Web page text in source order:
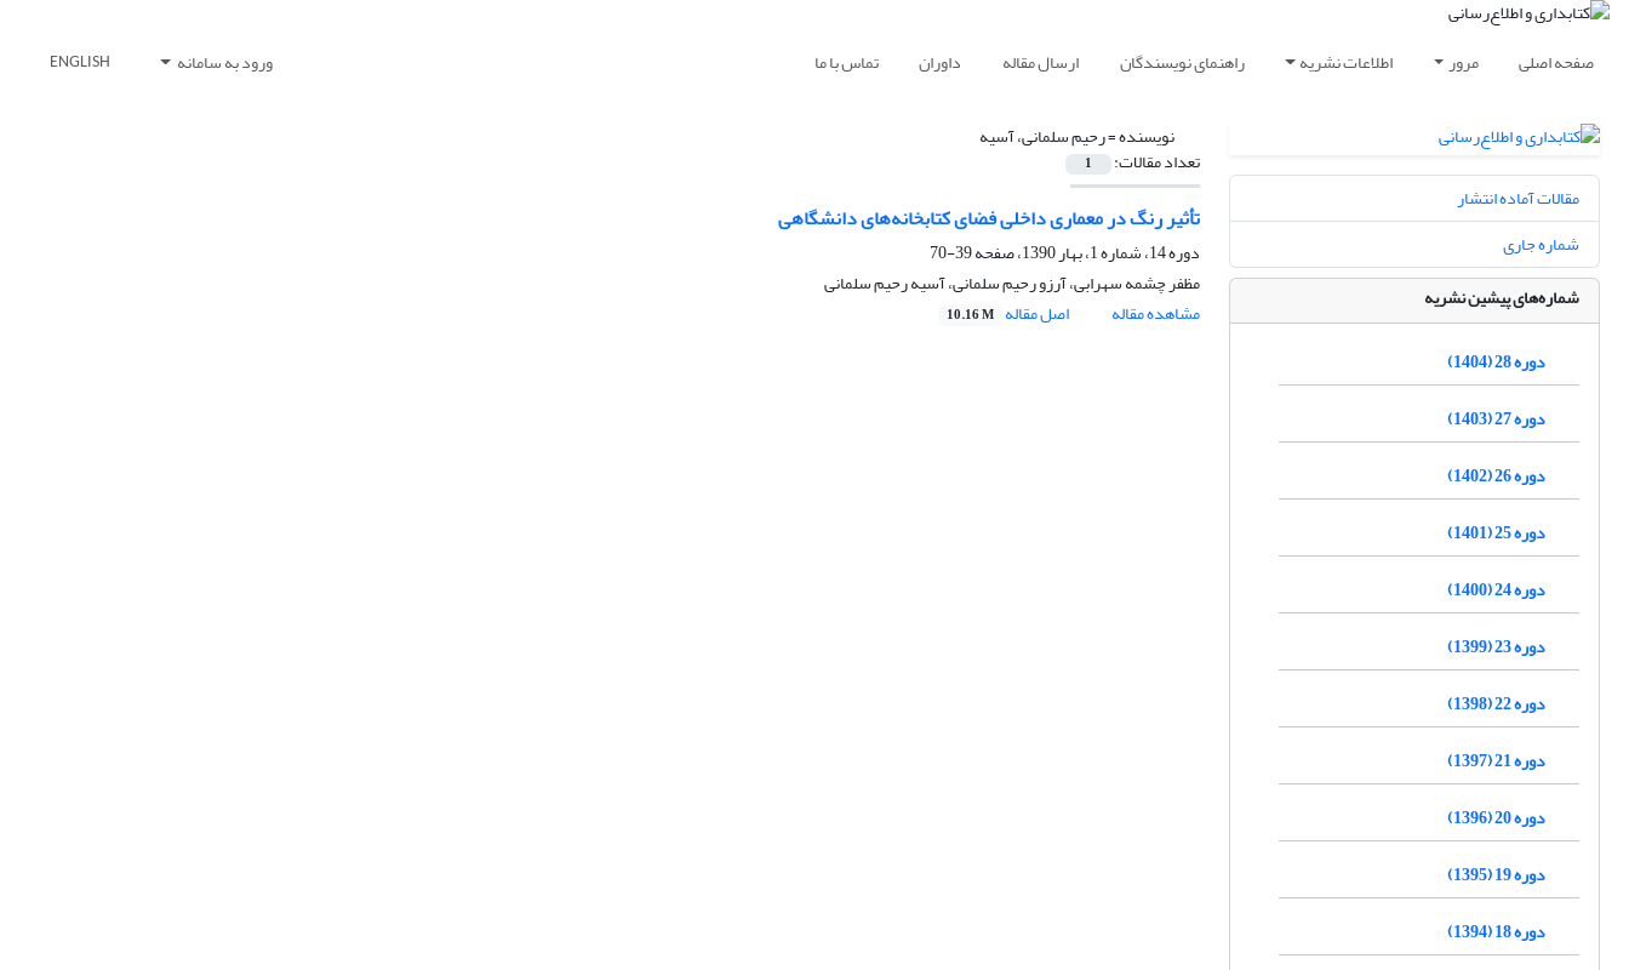
صفحه اصلی مرور اطلاعات نشریه راهنمای نویسندگان ارسال مقاله داوران تماس با ما ورود به سامانه ENGLISH
نویسنده =رحیم سلمانی، آسیه
تعداد مقالات: 1
تأثیر رنگ در معماری داخلی فضای کتابخانه‏‌های دانشگاهی
دوره 14، شماره 1، بهار 1390، صفحه
39-70
مظفر چشمه سهرابی، آرزو رحیم سلمانی، آسیه رحیم سلمانی
مشاهده مقاله
اصل مقاله 10.16 M
مقالات آماده انتشار
شماره جاری
شماره‌های پیشین نشریه
دوره 28 (1404)
دوره 27 (1403)
دوره 26 (1402)
دوره 25 (1401)
دوره 24 (1400)
دوره 23 (1399)
دوره 22 (1398)
دوره 21 (1397)
دوره 20 (1396)
دوره 19 (1395)
دوره 18 (1394)